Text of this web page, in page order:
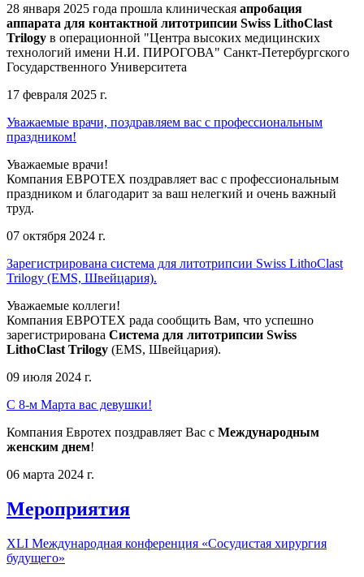
28 января 2025 года прошла клиническая апробация
аппарата для контактной литотрипсии Swiss LithoClast
Trilogy в операционной "Центра высоких медицинских
технологий имени Н.И. ПИРОГОВА" Санкт-Петербургского
Государственного Университета
17 февраля 2025 г.
Уважаемые врачи, поздравляем вас с профессиональным
праздником!
Уважаемые врачи!
Компания ЕВРОТЕХ поздравляет вас с профессиональным
праздником и благодарит за ваш нелегкий и очень важный
труд.
07 октября 2024 г.
Зарегистрирована система для литотрипсии Swiss LithoClast
Trilogy (EMS, Швейцария).
Уважаемые коллеги!
Компания ЕВРОТЕХ рада сообщить Вам, что успешно
зарегистрирована Система для литотрипсии Swiss
LithoClast Trilogy (EMS, Швейцария).
09 июля 2024 г.
С 8-м Марта вас девушки!
Компания Евротех поздравляет Вас с Международным
женским днем!
06 марта 2024 г.
Мероприятия
XLI Международная конференция «Сосудистая хирургия
будущего»